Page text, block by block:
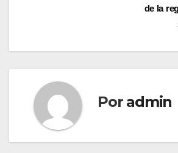
de la
Por admin